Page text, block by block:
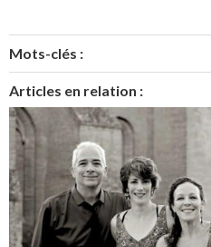
Mots-clés :
Articles en relation :